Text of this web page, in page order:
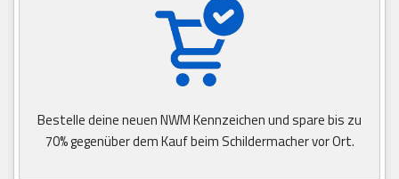
Bestelle deine neuen NWM Kennzeichen und spare bis zu
70% gegenüber dem Kauf beim Schildermacher vor Ort.